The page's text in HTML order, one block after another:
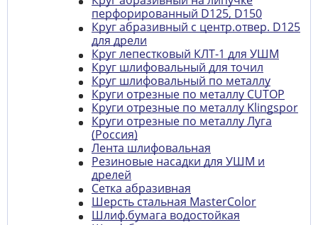
перфорированный D125, D150
Круг абразивный с центр.отвер. D125
для дрели
Круг лепестковый КЛТ-1 для УШМ
Круг шлифовальный для точил
Круг шлифовальный по металлу
Круги отрезные по металлу CUTOP
Круги отрезные по металлу Klingspor
Круги отрезные по металлу Луга
(Россия)
Лента шлифовальная
Резиновые насадки для УШМ и
дрелей
Сетка абразивная
Шерсть стальная MasterColor
Шлиф.бумага водостойкая